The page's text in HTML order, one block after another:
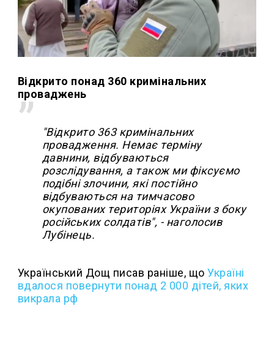
Відкрито понад 360 кримінальних
проваджень
"Відкрито 363 кримінальних
провадження. Немає терміну
давнини, відбуваються
розслідування, а також ми фіксуємо
подібні злочини, які постійно
відбуваються на тимчасово
окупованих територіях України з боку
російських солдатів", - наголосив
Лубінець.
Український Дощ писав раніше, щоУкраїні
вдалося повернути понад 2 000 дітей, яких
викрала рф